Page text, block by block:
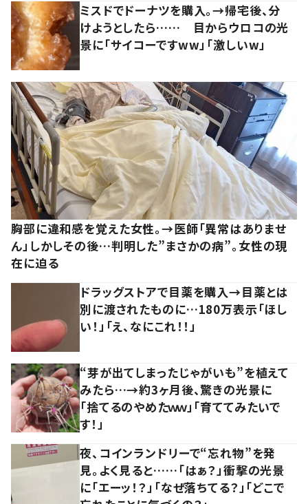
ミスドでドーナツを購入。→帰宅後、分
けようとしたら…… 目からウロコの光
景に「サイコーですww」「激しいw」
胸部に違和感を覚えた女性。→医師「異常はありませ
ん」しかしその後…判明した”まさかの病”。女性の現
在に迫る
ドラッグストアで目薬を購入→目薬とは
別に渡されたものに…180万表示「ほし
い！」「え、なにこれ！！」
“芽が出てしまったじゃがいも”を植えて
みたら…→約3ヶ月後、驚きの光景に
「捨てるのやめたｗｗ」「育ててみたいで
す！」
夜、コインランドリーで“忘れ物”を発
見。よく見ると……「はぁ？」衝撃の光景
に「エーッ！？」「なぜ落ちてる？」「どこで